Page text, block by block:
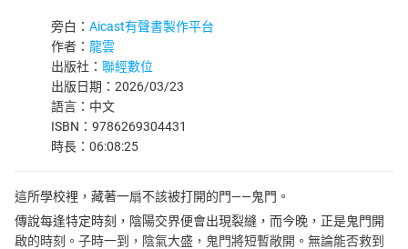
旁白： Aicast有聲書製作平台
作者： 龍雲
出版社： 聯經數位
出版日期：2026/03/23
語言：中文
ISBN：9786269304431
時長：06:08:25
這所學校裡，藏著一扇不該被打開的門——鬼門。
傳說每逢特定時刻，陰陽交界便會出現裂縫，而今晚，正是鬼門開
啟的時刻。子時一到，陰氣大盛，鬼門將短暫敞開。無論能否救到